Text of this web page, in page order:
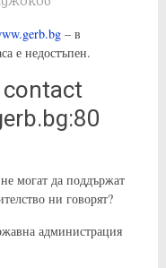
– в
е недостъпен.
contact
могат да поддържат
ни говорят?
администрация